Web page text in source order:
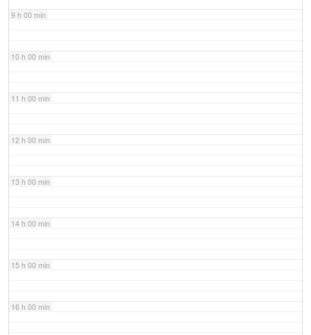
9 h 00 min
10 h 00 min
11 h 00 min
12 h 00 min
13 h 00 min
14 h 00 min
15 h 00 min
16 h 00 min